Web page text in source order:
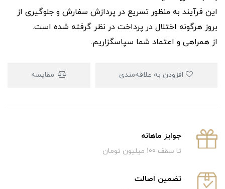
این فرآیند به‌ منظور تسریع در پردازش سفارش و جلوگیری از
بروز هرگونه اختلال در پرداخت در نظر گرفته شده است.
از همراهی و اعتماد شما سپاسگزاریم.
مقایسه
جوایز ماهانه
تا سقف 100 میلیون تومان
تضمین اصالت